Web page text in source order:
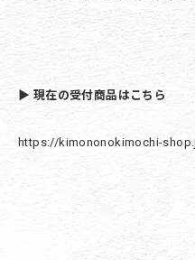
▶ 現在の受付商品はこちら
https://kimononokimochi-